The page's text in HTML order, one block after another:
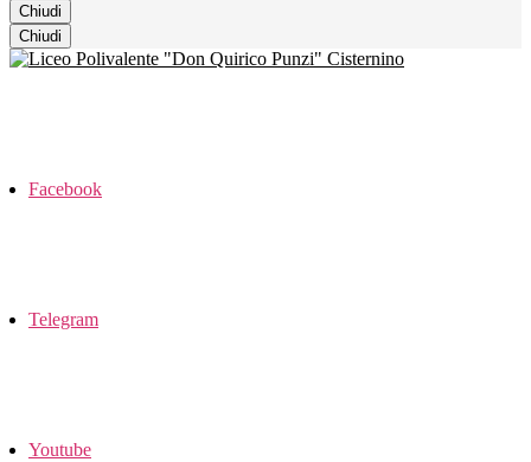
Chiudi
Chiudi
Facebook
Telegram
Youtube